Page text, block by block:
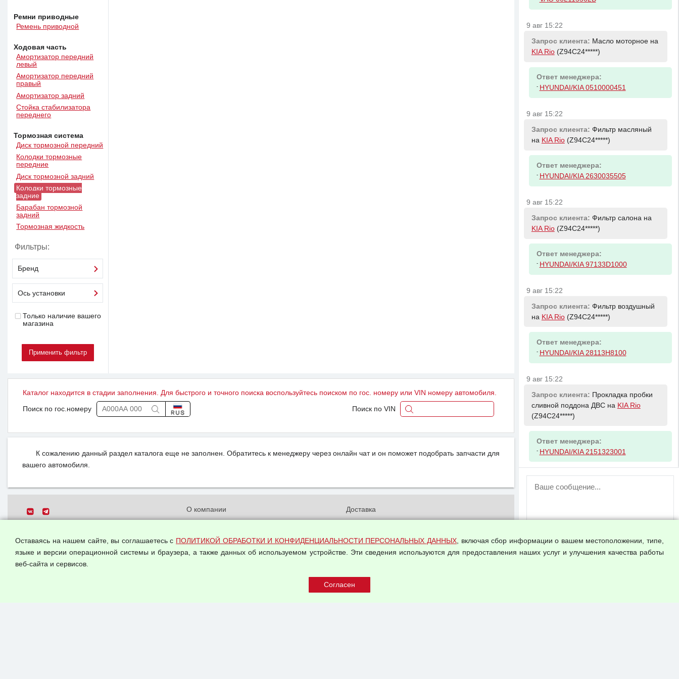
Ремни приводные
Ремень приводной
Ходовая часть
Амортизатор передний
левый
Амортизатор передний
правый
Амортизатор задний
Стойка стабилизатора
переднего
Тормозная система
Диск тормозной передний
Колодки тормозные
передние
Диск тормозной задний
Колодки тормозные
задние
Барабан тормозной
задний
Тормозная жидкость
Фильтры:
Бренд
Ось установки
Только наличие вашего
магазина
Каталог находится в стадии заполнения. Для быстрого и точного поиска воспользуйтесь поиском по гос. номеру или VIN номеру автомобиля.
Поиск по гос.номеру Поиск по VIN
К сожалению данный раздел каталога еще не заполнен. Обратитесь к менеджеру через онлайн чат и он поможет подобрать запчасти для
вашего автомобиля.
Все права защищены.
О компании
Согласием на обработку персональных
данных
Доставка
Оплата и возвраты
Арендодателям
Оставаясь на нашем сайте, вы соглашаетесь с ПОЛИТИКОЙ ОБРАБОТКИ И КОНФИДЕНЦИАЛЬНОСТИ ПЕРСОНАЛЬНЫХ ДАННЫХ, включая сбор информации о вашем местоположении, типе,
языке и версии операционной системы и браузера, а также данных об используемом устройстве. Эти сведения используются для предоставления наших услуг и улучшения качества работы
веб-сайта и сервисов.
9 авг 15:22
Запрос клиента: Масло моторное на
KIA Rio(Z94C24*****)
Ответ менеджера:
- HYUNDAI/KIA 0510000451
9 авг 15:22
Запрос клиента: Фильтр масляный
на KIA Rio(Z94C24*****)
Ответ менеджера:
- HYUNDAI/KIA 2630035505
9 авг 15:22
Запрос клиента: Фильтр салона на
KIA Rio(Z94C24*****)
Ответ менеджера:
- HYUNDAI/KIA 97133D1000
9 авг 15:22
Запрос клиента: Фильтр воздушный
на KIA Rio(Z94C24*****)
Ответ менеджера:
- HYUNDAI/KIA 28113H8100
9 авг 15:22
Запрос клиента: Прокладка пробки
сливной поддона ДВС на KIA Rio
(Z94C24*****)
Ответ менеджера:
- HYUNDAI/KIA 2151323001
ВНИМАНИЕ!
пользователей временно отключена!
аккаунт.